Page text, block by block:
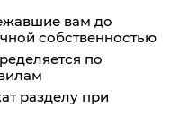
вам до
собственностью
по
разделу при